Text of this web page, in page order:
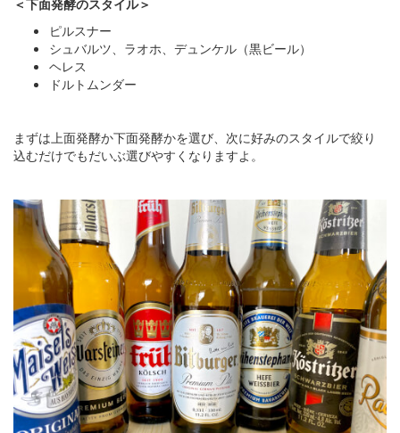
＜下面発酵のスタイル＞
ピルスナー
シュバルツ、ラオホ、デュンケル（黒ビール）
ヘレス
ドルトムンダー
まずは上面発酵か下面発酵かを選び、次に好みのスタイルで絞り
込むだけでもだいぶ選びやすくなりますよ。